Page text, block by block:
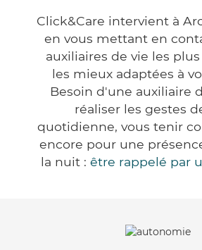
Click&Care intervient à
en vous mettant en
auxiliaires de vie les
les mieux adaptées à
Besoin d'une auxiliaire
réaliser les gestes
quotidienne, vous tenir
encore pour une
la nuit : être rappelé par